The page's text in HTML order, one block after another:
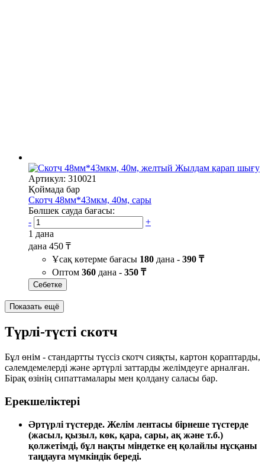
Жылдам қарап шығу
Артикул: 310021
Қоймада бар
Скотч 48мм*43мкм, 40м, сары
Бөлшек сауда бағасы:
-
+
1 дана
дана 450 ₸
Ұсақ көтерме бағасы 180 дана - 390 ₸
Оптом 360 дана - 350 ₸
Себетке
Показать ещё
Түрлі-түсті скотч
Бұл өнім - стандартты түссіз скотч сияқты, картон қораптарды,
сәлемдемелерді және әртүрлі заттарды желімдеуге арналған.
Бірақ өзінің сипаттамалары мен қолдану саласы бар.
Ерекшеліктері
Әртүрлі түстерде. Желім лентасы бірнеше түстерде
(жасыл, қызыл, көк, қара, сары, ақ және т.б.)
қолжетімді, бұл нақты міндетке ең қолайлы нұсқаны
таңдауға мүмкіндік береді.